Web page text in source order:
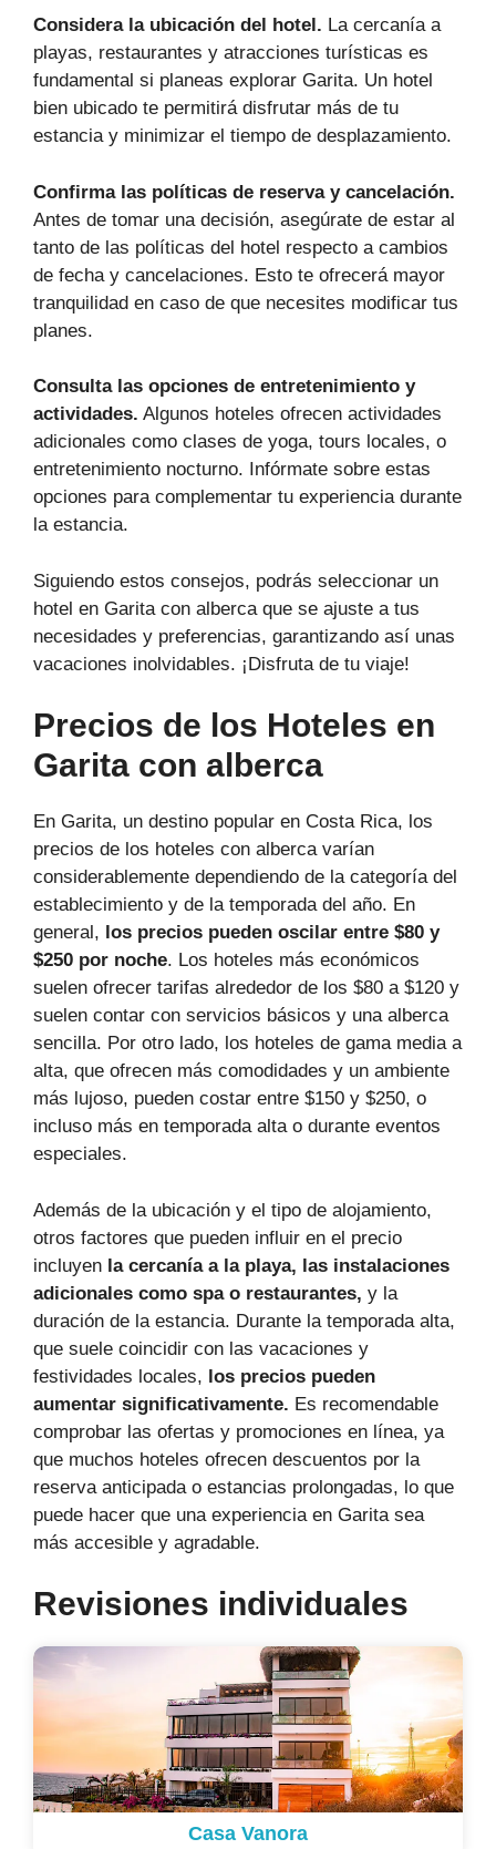
Considera la ubicación del hotel. La cercanía a
playas, restaurantes y atracciones turísticas es
fundamental si planeas explorar Garita. Un hotel
bien ubicado te permitirá disfrutar más de tu
estancia y minimizar el tiempo de desplazamiento.
Confirma las políticas de reserva y cancelación.
Antes de tomar una decisión, asegúrate de estar al
tanto de las políticas del hotel respecto a cambios
de fecha y cancelaciones. Esto te ofrecerá mayor
tranquilidad en caso de que necesites modificar tus
planes.
Consulta las opciones de entretenimiento y
actividades. Algunos hoteles ofrecen actividades
adicionales como clases de yoga, tours locales, o
entretenimiento nocturno. Infórmate sobre estas
opciones para complementar tu experiencia durante
la estancia.
Siguiendo estos consejos, podrás seleccionar un
hotel en Garita con alberca que se ajuste a tus
necesidades y preferencias, garantizando así unas
vacaciones inolvidables. ¡Disfruta de tu viaje!
Precios de los Hoteles en
Garita con alberca
En Garita, un destino popular en Costa Rica, los
precios de los hoteles con alberca varían
considerablemente dependiendo de la categoría del
establecimiento y de la temporada del año. En
general, los precios pueden oscilar entre $80 y
$250 por noche. Los hoteles más económicos
suelen ofrecer tarifas alrededor de los $80 a $120 y
suelen contar con servicios básicos y una alberca
sencilla. Por otro lado, los hoteles de gama media a
alta, que ofrecen más comodidades y un ambiente
más lujoso, pueden costar entre $150 y $250, o
incluso más en temporada alta o durante eventos
especiales.
Además de la ubicación y el tipo de alojamiento,
otros factores que pueden influir en el precio
incluyen la cercanía a la playa, las instalaciones
adicionales como spa o restaurantes, y la
duración de la estancia. Durante la temporada alta,
que suele coincidir con las vacaciones y
festividades locales, los precios pueden
aumentar significativamente. Es recomendable
comprobar las ofertas y promociones en línea, ya
que muchos hoteles ofrecen descuentos por la
reserva anticipada o estancias prolongadas, lo que
puede hacer que una experiencia en Garita sea
más accesible y agradable.
Revisiones individuales
Casa Vanora